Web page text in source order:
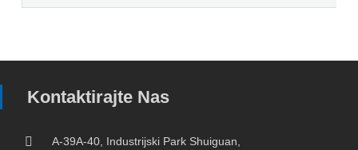
Kontaktirajte Nas
A-39A-40, Industrijski Park Shuiguan,